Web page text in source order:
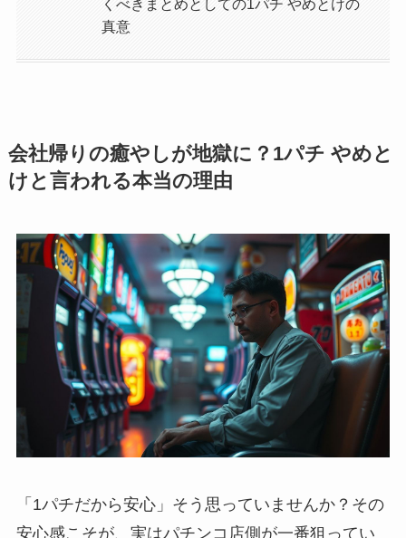
くべきまとめとしての1パチ やめとけの
真意
会社帰りの癒やしが地獄に？1パチ やめと
けと言われる本当の理由
「1パチだから安心」そう思っていませんか？その
安心感こそが、実はパチンコ店側が一番狙ってい